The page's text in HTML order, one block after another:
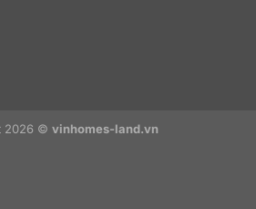
2026 © vinhomes-land.vn